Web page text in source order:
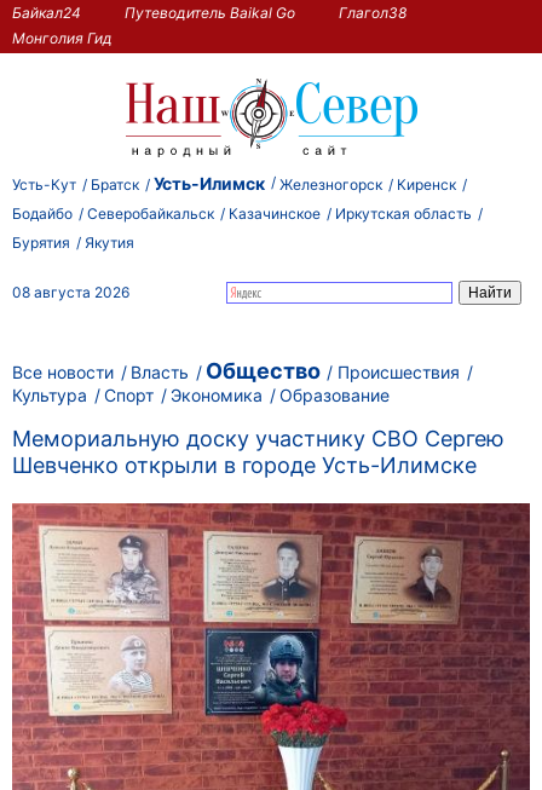
Байкал24 Путеводитель Baikal Go
Глагол38
Монголия Гид
Усть-Кут Братск Усть-Илимск Железногорск
Киренск
Бодайбо
Северобайкальск Казачинское
Иркутская область
Бурятия
Якутия
08 августа 2026
Все новости Власть Общество
Происшествия
Культура
Спорт Экономика Образование
Мемориальную доску участнику СВО Сергею
Шевченко открыли в городе Усть-Илимске